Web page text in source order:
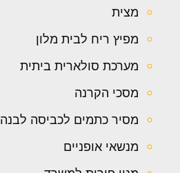
מצית
מפיץ ריח לבית מלון
מערכת סולארית ביתית
מסכי הקרנה
מסיר כתמים לכביסה לבנה
מנשאי אופניים